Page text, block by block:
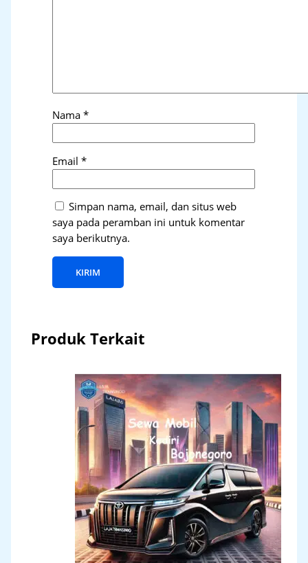
Nama*
Email*
Simpan nama, email, dan situs web
saya pada peramban ini untuk komentar
saya berikutnya.
Produk Terkait